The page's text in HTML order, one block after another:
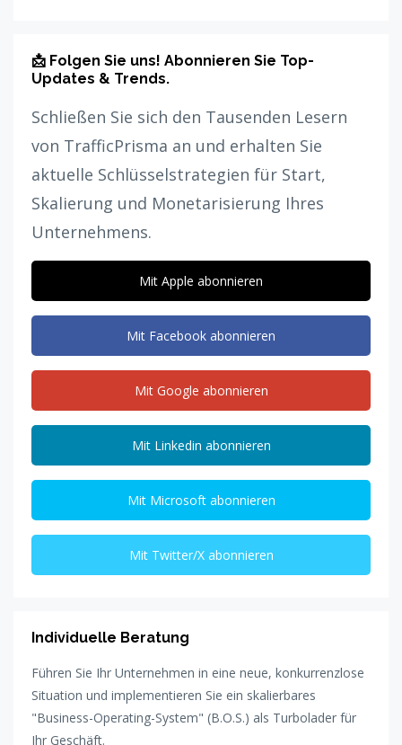
📩 Folgen Sie uns! Abonnieren Sie Top-
Updates & Trends.
Schließen Sie sich den Tausenden Lesern
von TrafficPrisma an und erhalten Sie
aktuelle Schlüsselstrategien für Start,
Skalierung und Monetarisierung Ihres
Unternehmens.
Mit Apple abonnieren
Mit Facebook abonnieren
Mit Google abonnieren
Mit Linkedin abonnieren
Mit Microsoft abonnieren
Mit Twitter/X abonnieren
Individuelle Beratung
Führen Sie Ihr Unternehmen in eine neue, konkurrenzlose
Situation und implementieren Sie ein skalierbares
"Business-Operating-System" (B.O.S.) als Turbolader für
Ihr Geschäft.